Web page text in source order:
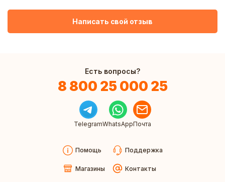
Написать свой отзыв
Есть вопросы?
8 800 25 000 25
TelegramWhatsAppПочта
Помощь Поддержка
Магазины Контакты